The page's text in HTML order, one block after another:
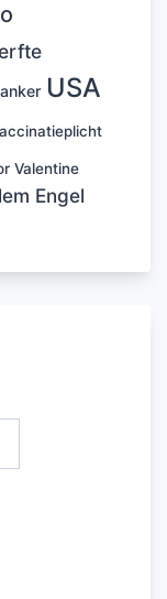
USA
Valentine
Engel